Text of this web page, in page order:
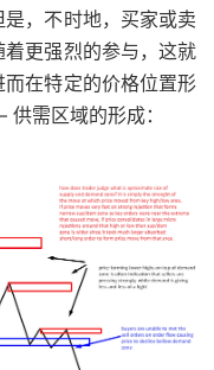
，不时地，买家或卖
更强烈的参与，这就
在特定的价格位置形
需区域的形成：